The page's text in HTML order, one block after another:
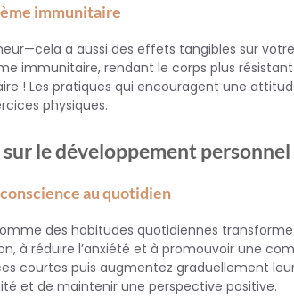
immunitaire
a aussi des effets tangibles sur
immunitaire, rendant le corps plus
! Les pratiques qui encouragent une
physiques.
le développement personnel
au quotidien
des habitudes quotidiennes transforme
à réduire l’anxiété et à promouvoir une
courtes puis augmentez graduellement
et de maintenir une perspective positive.